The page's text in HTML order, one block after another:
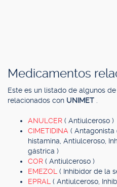
Medicamentos
Este es un listado de algunos
relacionados con UNIMET
ANULCER ( Antiulceroso )
CIMETIDINA ( Antagonista
histamina, Antiulceroso,
gástrica )
COR ( Antiulceroso )
EMEZOL ( Inhibidor de la
EPRAL ( Antiulceroso,